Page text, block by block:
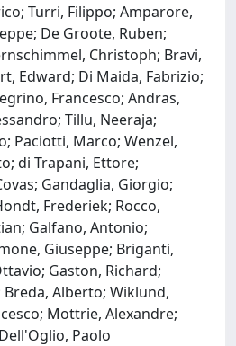
Turri, Filippo; Amparore,
De Groote, Ruben;
Christoph; Bravi,
Edward; Di Maida, Fabrizio;
Francesco; Andras,
Tillu, Neeraja;
Paciotti, Marco; Wenzel,
di Trapani, Ettore;
Gandaglia, Giorgio;
Frederiek; Rocco,
Galfano, Antonio;
Giuseppe; Briganti,
Gaston, Richard;
Alberto; Wiklund,
Mottrie, Alexandre;
Paolo